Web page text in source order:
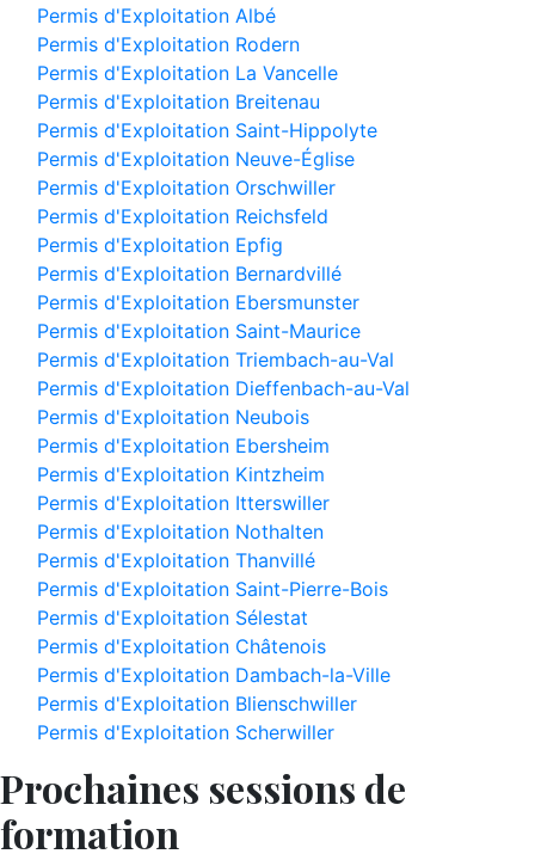
Permis d'Exploitation Albé
Permis d'Exploitation Rodern
Permis d'Exploitation La Vancelle
Permis d'Exploitation Breitenau
Permis d'Exploitation Saint-Hippolyte
Permis d'Exploitation Neuve-Église
Permis d'Exploitation Orschwiller
Permis d'Exploitation Reichsfeld
Permis d'Exploitation Epfig
Permis d'Exploitation Bernardvillé
Permis d'Exploitation Ebersmunster
Permis d'Exploitation Saint-Maurice
Permis d'Exploitation Triembach-au-Val
Permis d'Exploitation Dieffenbach-au-Val
Permis d'Exploitation Neubois
Permis d'Exploitation Ebersheim
Permis d'Exploitation Kintzheim
Permis d'Exploitation Itterswiller
Permis d'Exploitation Nothalten
Permis d'Exploitation Thanvillé
Permis d'Exploitation Saint-Pierre-Bois
Permis d'Exploitation Sélestat
Permis d'Exploitation Châtenois
Permis d'Exploitation Dambach-la-Ville
Permis d'Exploitation Blienschwiller
Permis d'Exploitation Scherwiller
Prochaines sessions de
formation